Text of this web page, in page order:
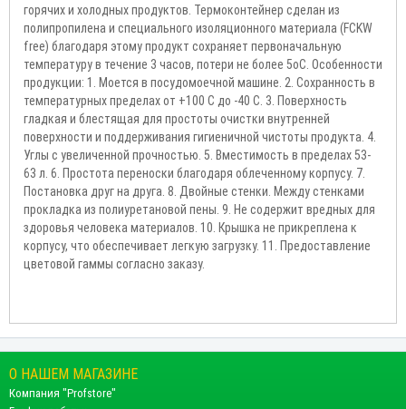
горячих и холодных продуктов. Термоконтейнер сделан из
полипропилена и специального изоляционного материала (FCKW
free) благодаря этому продукт сохраняет первоначальную
температуру в течение 3 часов, потери не более 5оС. Особенности
продукции: 1. Моется в посудомоечной машине. 2. Сохранность в
температурных пределах от +100 С до -40 С. 3. Поверхность
гладкая и блестящая для простоты очистки внутренней
поверхности и поддерживания гигиеничной чистоты продукта. 4.
Углы с увеличенной прочностью. 5. Вместимость в пределах 53-
63 л. 6. Простота переноски благодаря облеченному корпусу. 7.
Постановка друг на друга. 8. Двойные стенки. Между стенками
прокладка из полиуретановой пены. 9. Не содержит вредных для
здоровья человека материалов. 10. Крышка не прикреплена к
корпусу, что обеспечивает легкую загрузку. 11. Предоставление
цветовой гаммы согласно заказу.
О НАШЕМ МАГАЗИНЕ
Компания "Profstore"